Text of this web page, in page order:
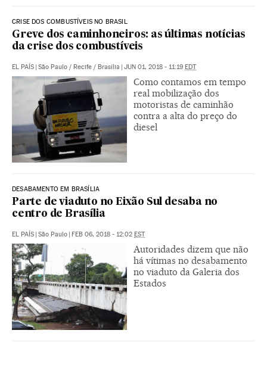
CRISE DOS COMBUSTÍVEIS NO BRASIL
Greve dos caminhoneiros: as últimas notícias
da crise dos combustíveis
EL PAÍS | São Paulo / Recife / Brasília | JUN 01, 2018 - 11:19 EDT
Como contamos em tempo
real mobilização dos
motoristas de caminhão
contra a alta do preço do
diesel
DESABAMENTO EM BRASÍLIA
Parte de viaduto no Eixão Sul desaba no
centro de Brasília
EL PAÍS | São Paulo | FEB 06, 2018 - 12:02 EST
Autoridades dizem que não
há vítimas no desabamento
no viaduto da Galeria dos
Estados